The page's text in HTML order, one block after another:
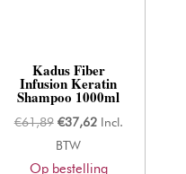
Kadus Fiber
Infusion Keratin
Shampoo 1000ml
€61,89 Oorspronkelijke
prijs
was:
€37,62Huidige
is:
Incl.
BTW
Op bestelling